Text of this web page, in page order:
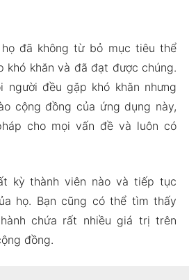
đã không từ bỏ mục tiêu thể
khó khăn và đã đạt được chúng.
người đều gặp khó khăn nhưng
cộng đồng của ứng dụng này,
cho mọi vấn đề và luôn có
kỳ thành viên nào và tiếp tục
họ. Bạn cũng có thể tìm thấy
chứa rất nhiều giá trị trên
đồng.